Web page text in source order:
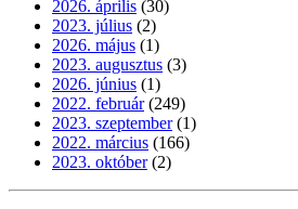
2026. április (30)
2023. július (2)
2026. május (1)
2023. augusztus (3)
2026. június (1)
2022. február (249)
2023. szeptember (1)
2022. március (166)
2023. október (2)